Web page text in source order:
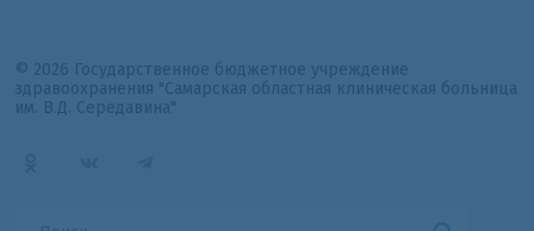
© 2026 Государственное бюджетное учреждение
здравоохранения "Самарская областная клиническая больница
им. В.Д. Середавина"